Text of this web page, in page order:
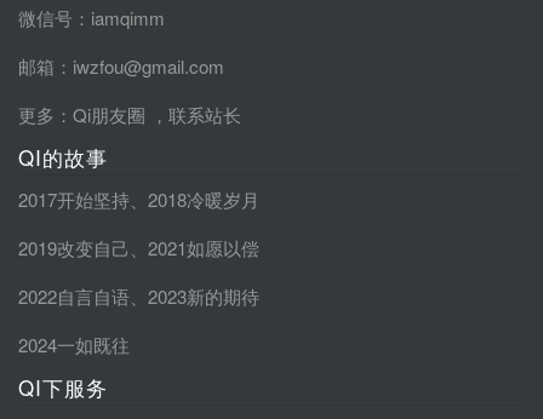
微信号：iamqimm
邮箱：iwzfou@gmail.com
更多： Qi朋友圈 ， 联系站长
QI的故事
2017开始坚持
2018冷暖岁月
2019改变自己
2021如愿以偿
2022自言自语
2023新的期待
2024一如既往
QI下服务